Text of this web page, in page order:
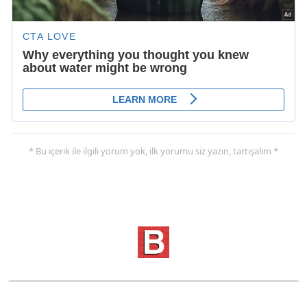
* Bu içerik ile ilgili yorum yok, ilk yorumu siz yazın, tartışalım *